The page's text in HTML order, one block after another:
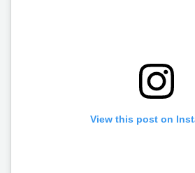
View this post on